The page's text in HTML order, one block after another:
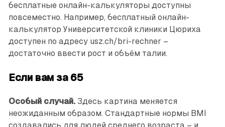
бесплатные онлайн-калькуляторы доступны
повсеместно. Например, бесплатный онлайн-
калькулятор Университетской клиники Цюриха
доступен по адресу usz.ch/bri-rechner –
достаточно ввести рост и объём талии.
Если вам за 65
Особый случай. Здесь картина меняется
неожиданным образом. Стандартные нормы BMI